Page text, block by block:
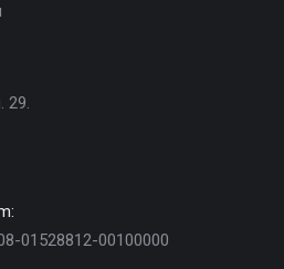
29.
01528812-00100000